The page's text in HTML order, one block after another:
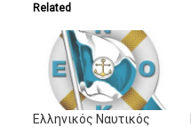
Related
Ελληνικός Ναυτικός